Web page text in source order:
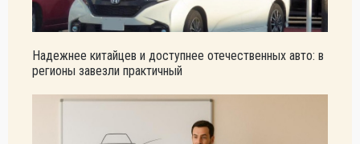
Надежнее китайцев и доступнее отечественных авто: в
регионы завезли практичный